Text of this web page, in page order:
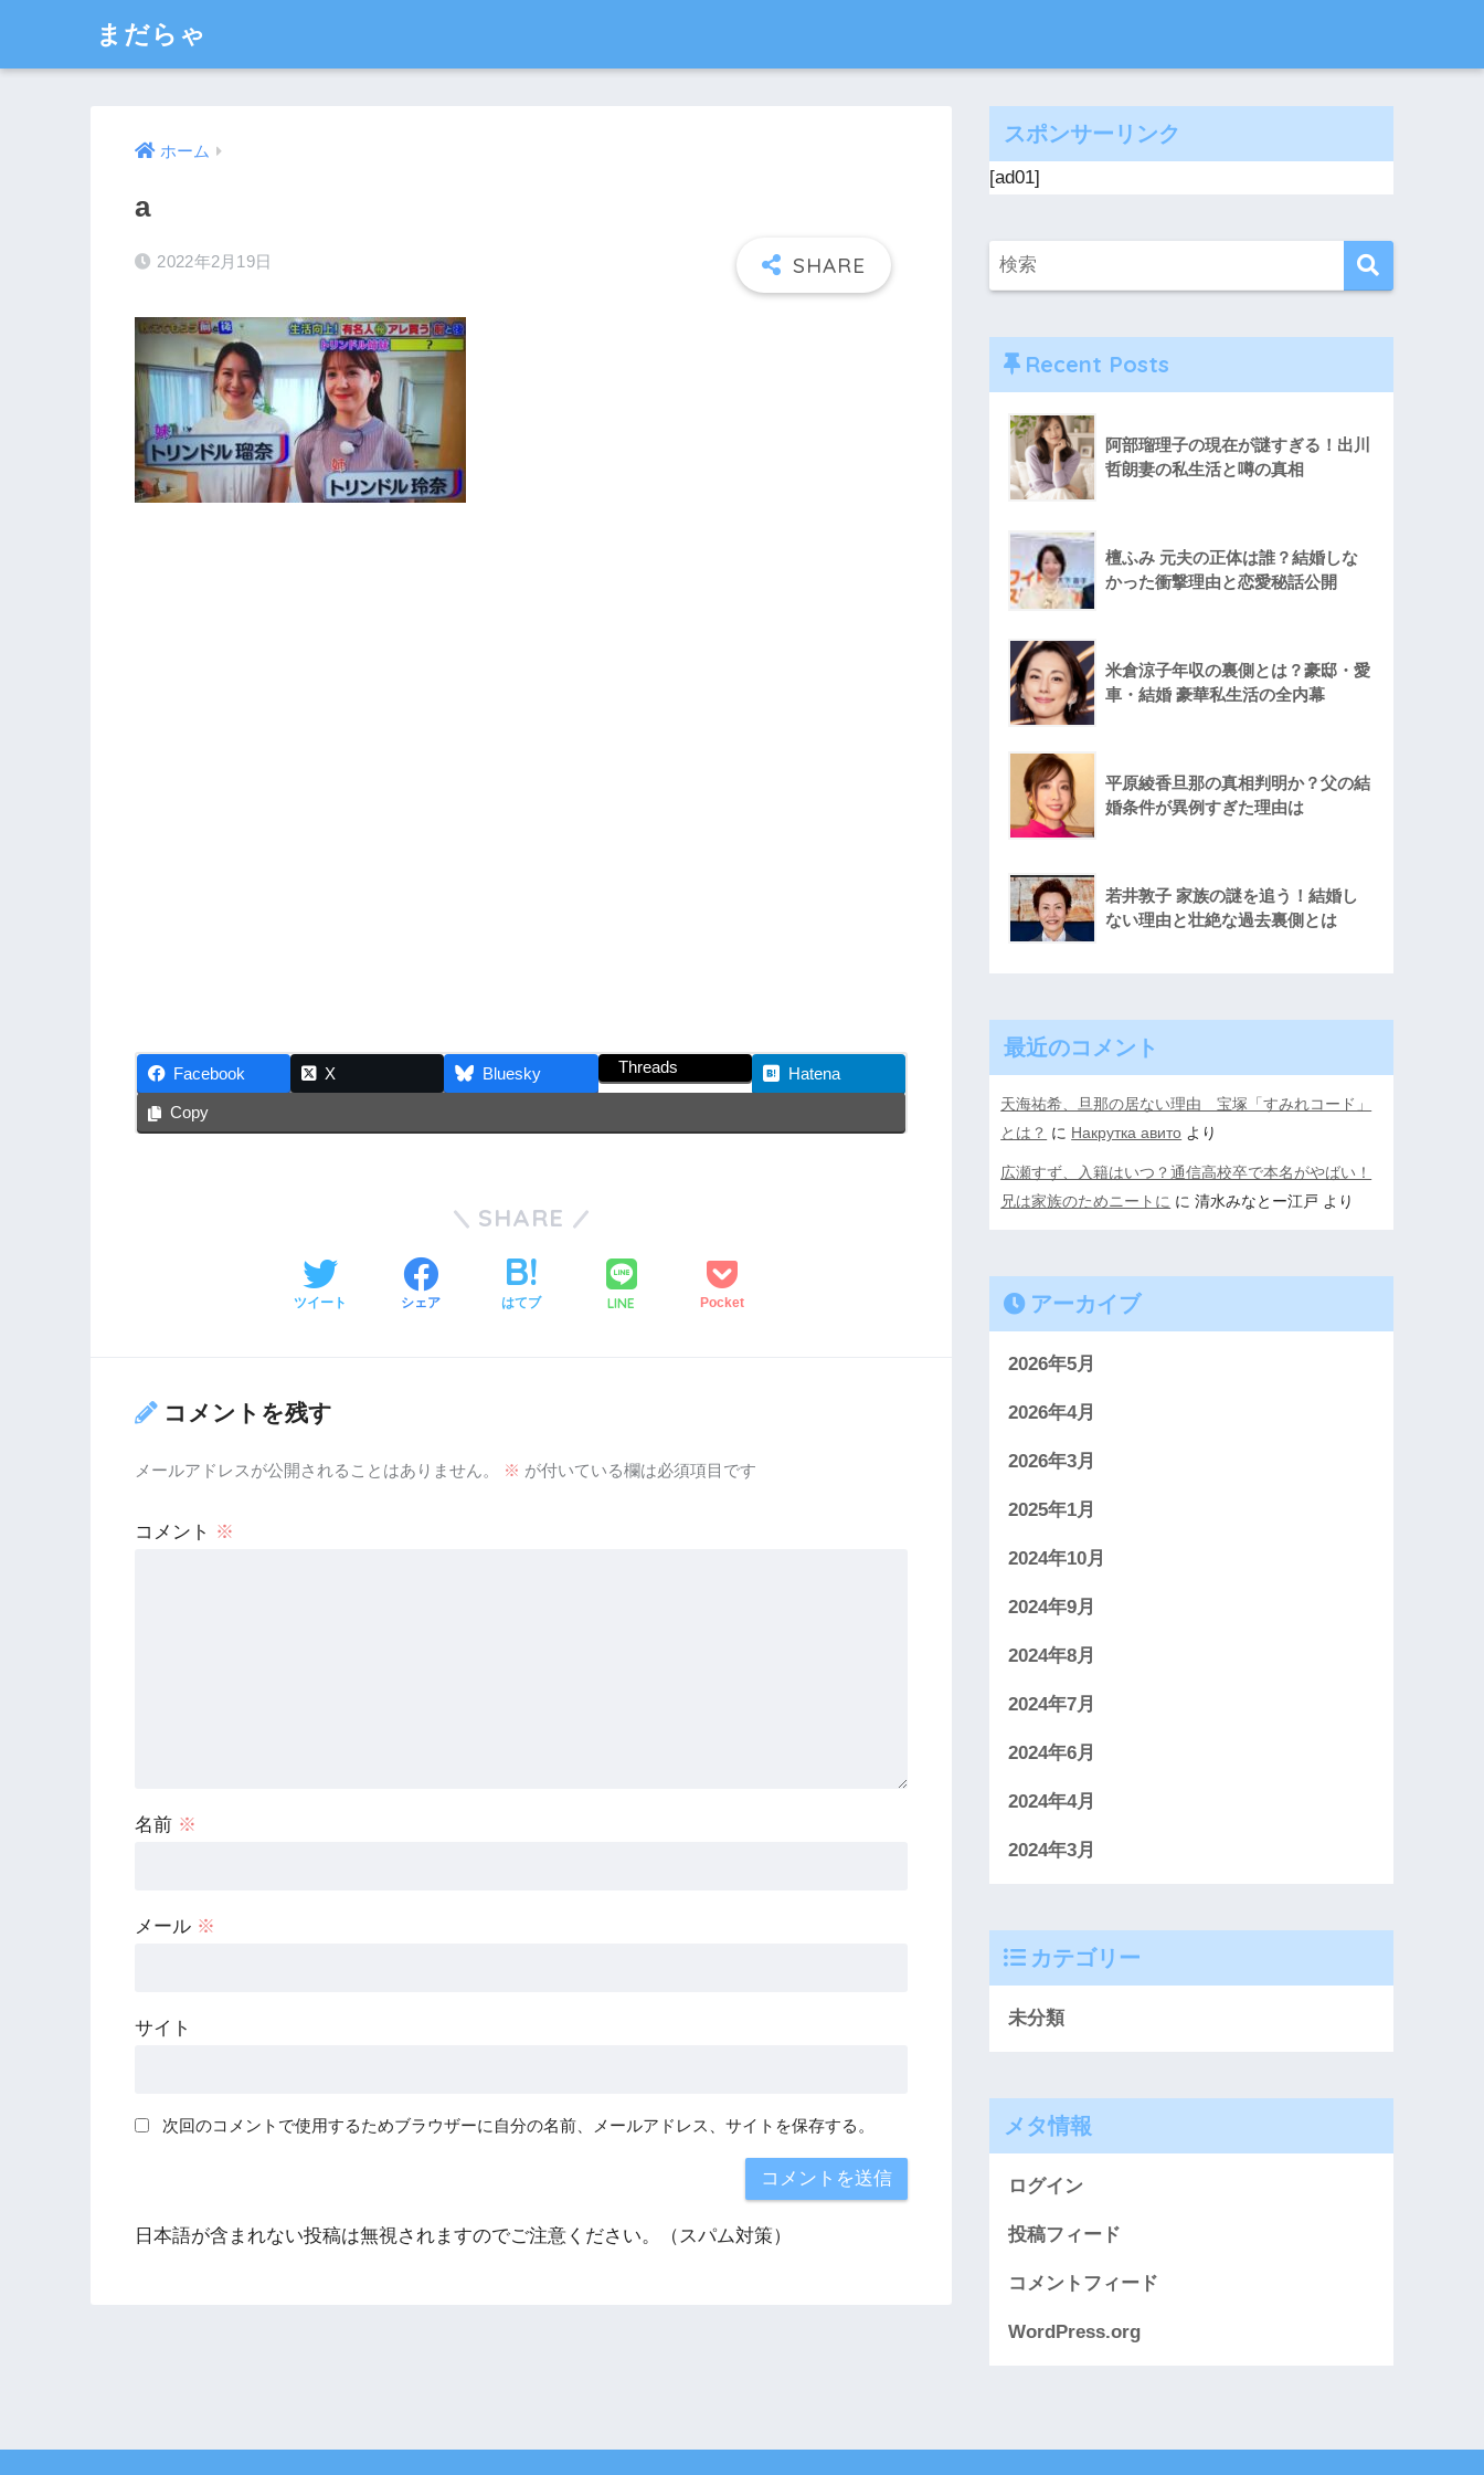
まだらゃ
ホーム
a
2022年2月19日
Facebook X Bluesky Threads Hatena
Copy
SHARE
ツイート シェア はてブ LINE Pocket
コメントを残す
メールアドレスが公開されることはありません。 ※ が付いている欄は必須項目です
コメント ※
名前 ※
メール ※
サイト
次回のコメントで使用するためブラウザーに自分の名前、メールアドレス、サイトを保存する。
日本語が含まれない投稿は無視されますのでご注意ください。（スパム対策）
スポンサーリンク
[ad01]
Recent Posts
阿部瑠理子の現在が謎すぎる！出川
哲朗妻の私生活と噂の真相
檀ふみ 元夫の正体は誰？結婚しな
かった衝撃理由と恋愛秘話公開
米倉涼子年収の裏側とは？豪邸・愛
車・結婚 豪華私生活の全内幕
平原綾香旦那の真相判明か？父の結
婚条件が異例すぎた理由は
若井敦子 家族の謎を追う！結婚し
ない理由と壮絶な過去裏側とは
最近のコメント
天海祐希、旦那の居ない理由 宝塚「すみれコード」
とは？ に Накрутка авито より
広瀬すず、入籍はいつ？通信高校卒で本名がやばい！
兄は家族のためニートに に清水みなとー江戸 より
アーカイブ
2026年5月
2026年4月
2026年3月
2025年1月
2024年10月
2024年9月
2024年8月
2024年7月
2024年6月
2024年4月
2024年3月
カテゴリー
未分類
メタ情報
ログイン
投稿フィード
コメントフィード
WordPress.org